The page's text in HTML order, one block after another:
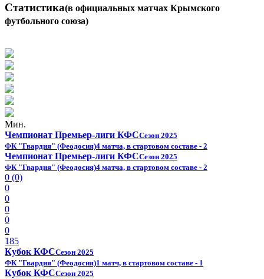
Статистика(в официальных матчах Крымского
футбольного союза)
Мин.
Чемпионат Премьер-лиги КФССезон 2025
ФК "Гвардия" (Феодосия)4 матча, в стартовом составе - 2
Чемпионат Премьер-лиги КФССезон 2025
ФК "Гвардия" (Феодосия)4 матча, в стартовом составе - 2
0 (0)
0
0
0
0
0
185
Кубок КФССезон 2025
ФК "Гвардия" (Феодосия)1 матч, в стартовом составе - 1
Кубок КФССезон 2025